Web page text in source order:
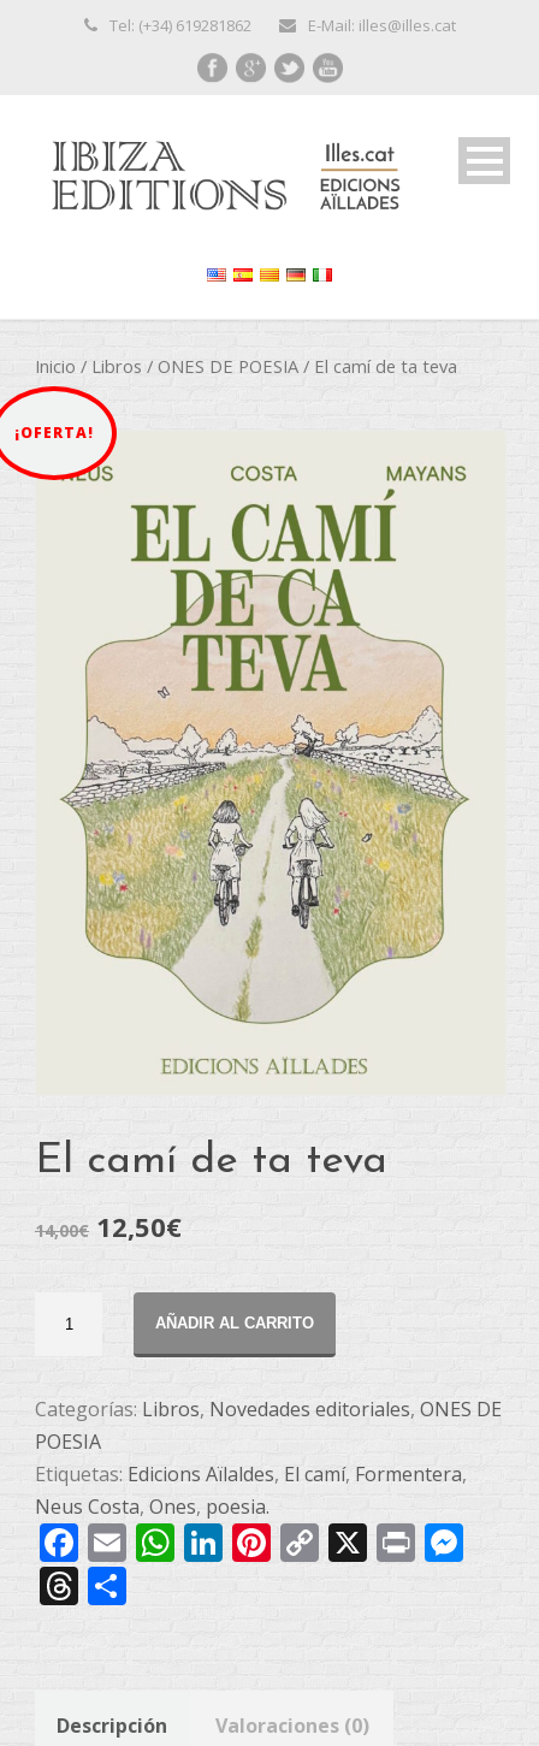
Tel: (+34) 619281862 E-Mail: illes@illes.cat
Inicio / Libros / ONES DE POESIA / El camí de ta teva
¡OFERTA!
El camí de ta teva
14,00€ 12,50€
ta
teva
cantidad
AÑADIR AL CARRITO
Categorías: Libros, Novedades editoriales, ONES DE
POESIA
Etiquetas: Edicions Aïlaldes, El camí, Formentera,
Neus Costa, Ones, poesia.
Facebook
EmailWhatsApp
LinkedIn
Pinterest
Copy
X Print
Threads
Descripción Valoraciones (0)